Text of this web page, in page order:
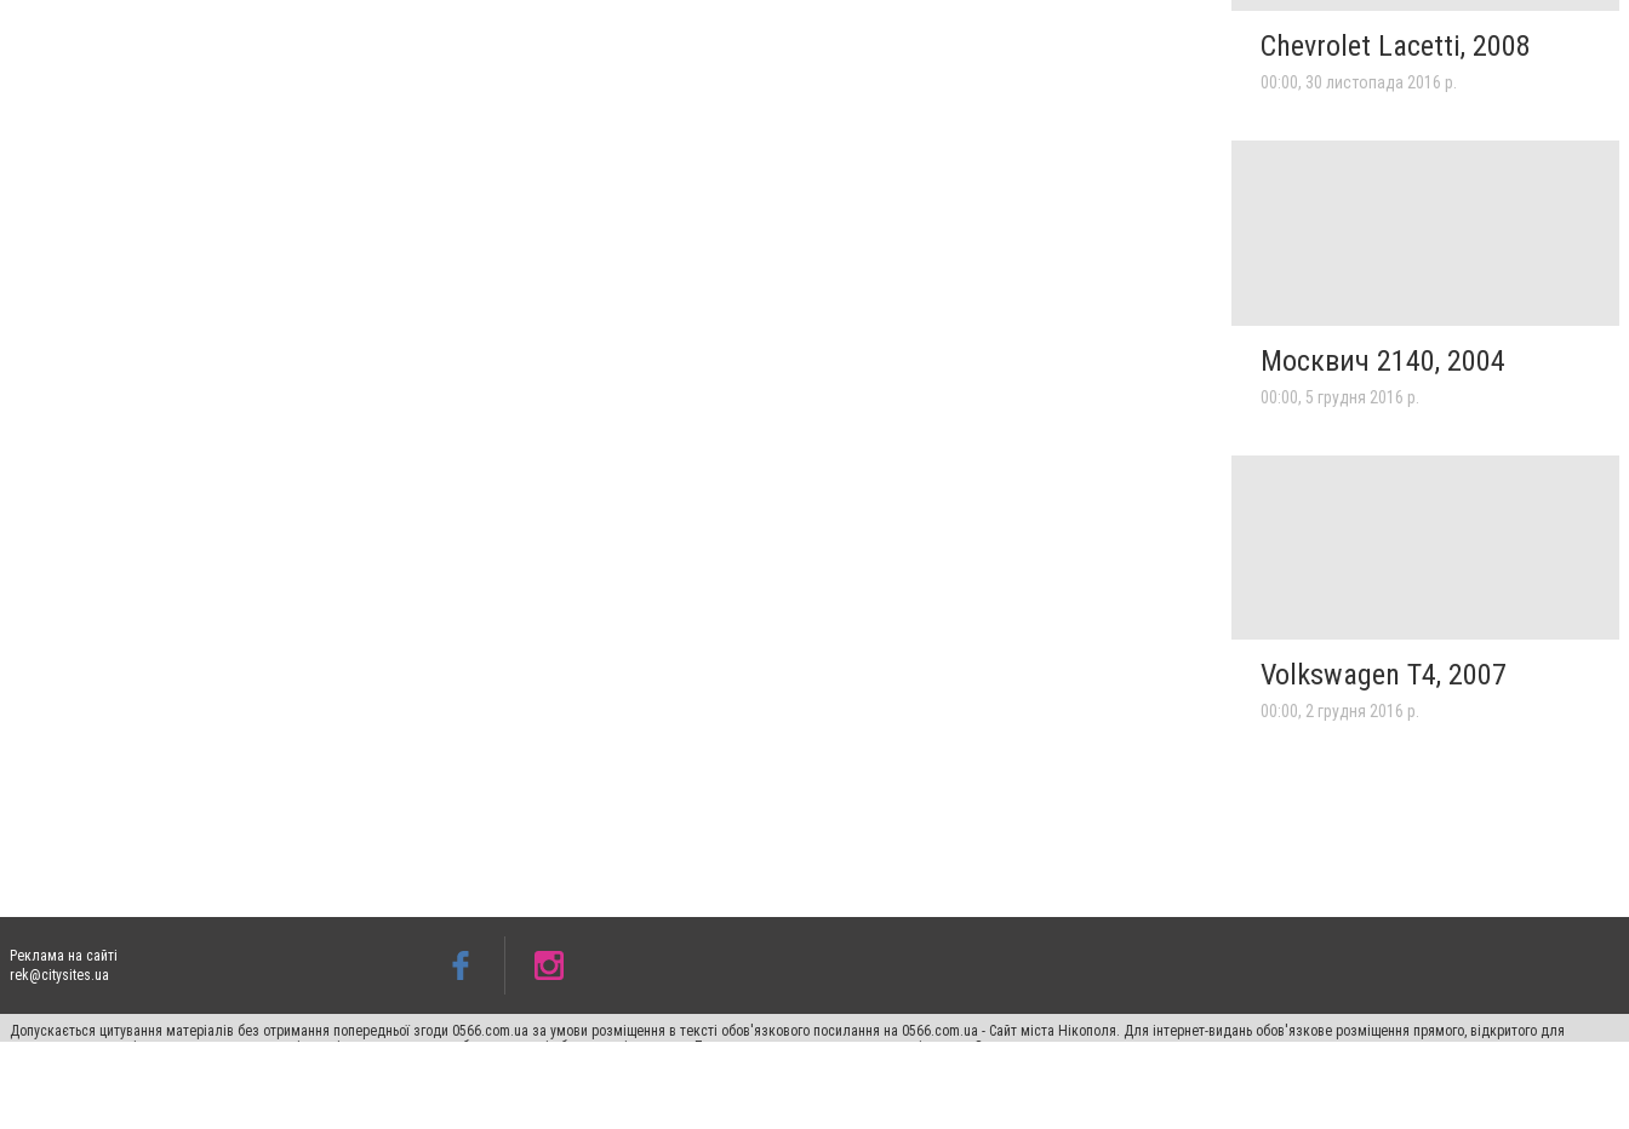
Chevrolet Lacetti, 2008
00:00, 30 листопада 2016 р.
Москвич 2140, 2004
00:00, 5 грудня 2016 р.
Volkswagen T4, 2007
00:00, 2 грудня 2016 р.
Реклама на сайті
rek@citysites.ua
Допускається цитування матеріалів без отримання попередньої згоди 0566.com.ua за умови розміщення в тексті обов'язкового посилання на 0566.com.ua - Сайт міста Нікополя. Для інтернет-видань обов'язкове розміщення прямого, відкритого для
пошукових систем гіперпосилання на цитовані статті не нижче другого абзацу в тексті або в якості джерела. Порушення виняткових прав переслідується Законом.